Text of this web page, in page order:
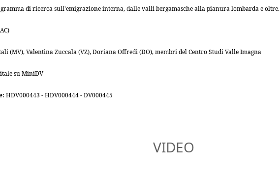
di ricerca sull'emigrazione interna, dalle valli bergamasche alla pianura lombarda e oltre.
(MV), Valentina Zuccala (VZ), Doriana Offredi (DO), membri del Centro Studi Valle Imagna
su MiniDV
HDV000443 - HDV000444 - DV000445
VIDEO